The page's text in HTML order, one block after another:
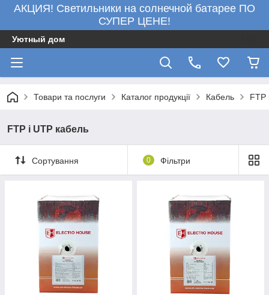
АКЦИЯ! Светильники на солнечной батарее ПО
СУПЕР ЦЕНЕ!
Уютный дом
Товари та послуги Каталог продукції Кабель FTP
FTP і UTP кабель
Сортування 0 Фільтри